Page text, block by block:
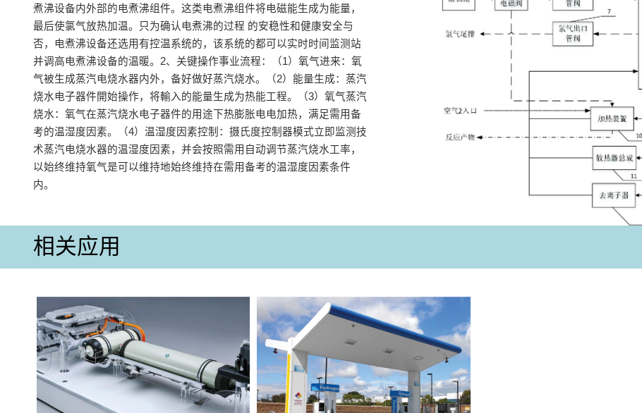
煮沸设备内外部的电煮沸组件。这类电煮沸组件将电磁能生成为能量，
最后使氯气放热加温。只为确认电煮沸的过程 的安稳性和健康安全与
否，电煮沸设备还选用有控温系统的，该系统的都可以实时时间监测站
并调高电煮沸设备的温暖‌。2、关键操作事业流程‌：（1）氧气进来‌：氧
气被生成蒸汽电烧水器内外，备好做好蒸汽烧水。‌（2）能量生成‌：蒸汽
烧水电子器件開始操作，将輸入的能量生成为热能工程。（3）氧气蒸汽
烧水‌：氧气在蒸汽烧水电子器件的用途下热膨胀电电加热，满足需用备
考的温湿度因素。（4）温湿度因素控制‌：摄氏度控制器模式立即监测技
术蒸汽电烧水器的温湿度因素，并会按照需用自动调节蒸汽烧水工率，
以始终维持氧气是可以维持地始终维持在需用备考的温湿度因素条件
内。
相关应用